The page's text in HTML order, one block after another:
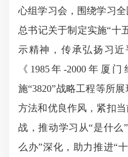
心组学习会，围绕学习
总书记关于制定实施“十
示精神 ，传承弘扬习
《1985年-2000年厦
施“3820”战略工程等所
方法和优良作风，紧扣
战，推动学习从“是什么
么办”深化，助力推进“